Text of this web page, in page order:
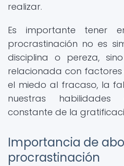
realizar.
Es importante tener
procrastinación no es
disciplina o pereza,
relacionada con factores
el miedo al fracaso, la
nuestras
constante de la
Importancia de
procrastinación